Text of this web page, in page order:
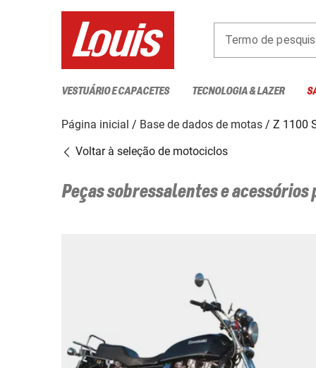
Termo de
VESTUÁRIO E CAPACETES TECNOLOGIA & LAZER
Página inicial Base de dados de motas
Z 1100
Voltar à seleção de motociclos
Peças sobressalentes e acessórios